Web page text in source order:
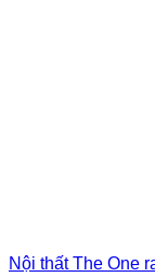
Nội thất The One